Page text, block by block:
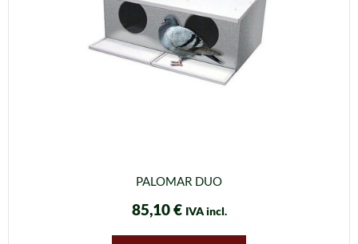
PALOMAR DUO
85,10€ IVA incl.